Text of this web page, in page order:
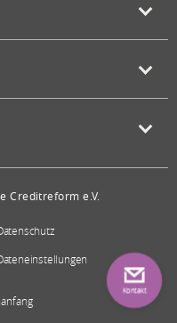
Creditreform e.V.
Kontakt